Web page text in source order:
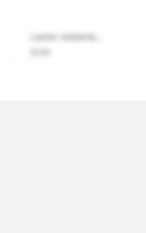
Laster relaterte...